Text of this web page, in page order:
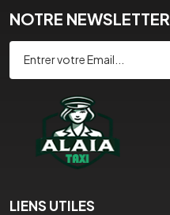
NOTRE NEWSLETTER
LIENS UTILES